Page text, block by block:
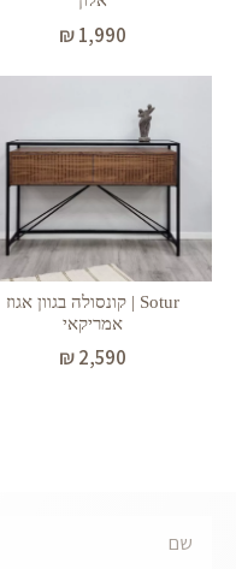
₪1,990
Sotur | קונסולה בגוון אגוז
אמריקאי
₪2,590